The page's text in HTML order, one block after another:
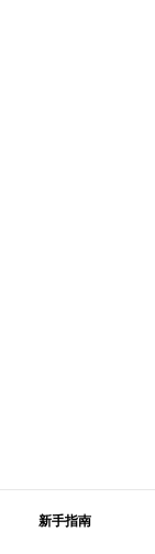
新手指南